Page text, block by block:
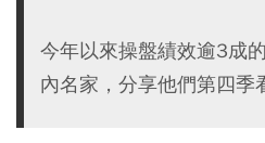
今年以來操盤績效逾3成
內名家，分享他們第四季